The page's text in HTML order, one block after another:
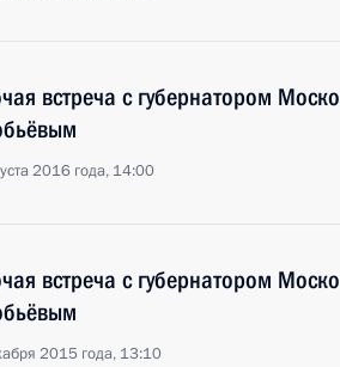
встреча с губернатором
2016 года, 14:00
встреча с губернатором
2015 года, 13:10